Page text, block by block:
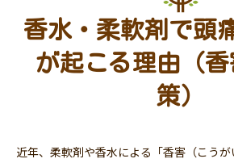
香水・柔軟剤で頭
が起こる理由（
策）
近年、柔軟剤や香水による「香害（こう